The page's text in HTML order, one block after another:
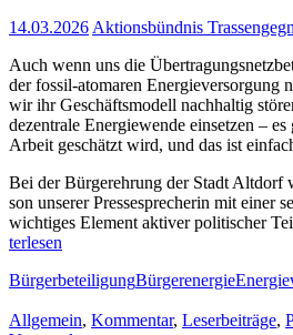
14.03.2026 Aktionsbündnis
Auch wenn uns die
der fos­­sil-ato­­ma­­ren Ener­gie­ver­sor­gung
wir ihr Geschäfts­mo­dell nach­hal­tig
dezen­tra­le Ener­gie­wen­de ein­set­zen –
Arbeit geschätzt wird, und das ist
Bei der Bür­ger­eh­rung der Stadt Alt­dorf
son unse­rer Pres­se­spre­che­rin mit einer
wich­ti­ges Ele­ment akti­ver poli­ti­scher
ter­le­sen
BürgerbeteiligungBürgerenergie
Allgemein, Kommentar, Leserbeiträge,